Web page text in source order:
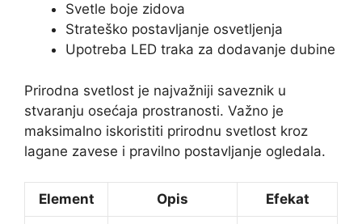
Svetle boje zidova
Strateško postavljanje osvetljenja
Upotreba LED traka za dodavanje dubine
Prirodna svetlost je najvažniji saveznik u
stvaranju osećaja prostranosti. Važno je
maksimalno iskoristiti prirodnu svetlost kroz
lagane zavese i pravilno postavljanje ogledala.
Element Opis Efekat